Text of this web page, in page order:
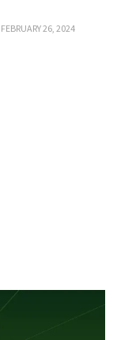
26, 2024